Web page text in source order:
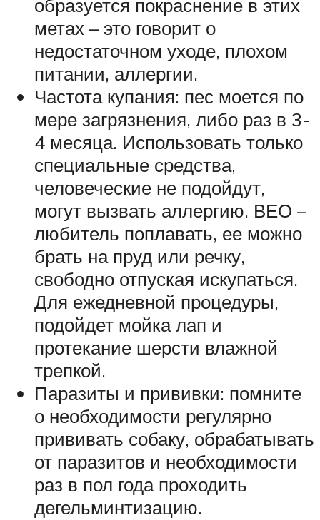
образуется покраснение в этих
метах – это говорит о
недостаточном уходе, плохом
питании, аллергии.
Частота купания: пес моется по
мере загрязнения, либо раз в 3-
4 месяца. Использовать только
специальные средства,
человеческие не подойдут,
могут вызвать аллергию. ВЕО –
любитель поплавать, ее можно
брать на пруд или речку,
свободно отпуская искупаться.
Для ежедневной процедуры,
подойдет мойка лап и
протекание шерсти влажной
трепкой.
Паразиты и прививки: помните
о необходимости регулярно
прививать собаку, обрабатывать
от паразитов и необходимости
раз в пол года проходить
дегельминтизацию.